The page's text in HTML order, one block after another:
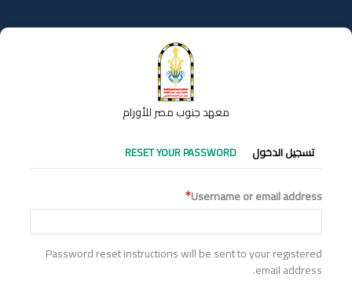
إلى
المحتوى
معهد جنوب مصر للأورام
التبويبات
الأساسية
تسجيل الدخول RESET YOUR PASSWORD
Username or email address
Password reset instructions will be sent to your registered
email address.